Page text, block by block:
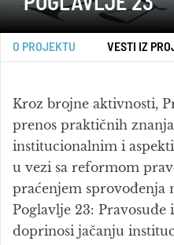
O PROJEKTU VESTI IZ
Kroz brojne aktivnosti,
prenos praktičnih
institucionalnim i
u vezi sa reformom
praćenjem sprovođenja
Poglavlje 23: Pravosuđe
doprinosi jačanju